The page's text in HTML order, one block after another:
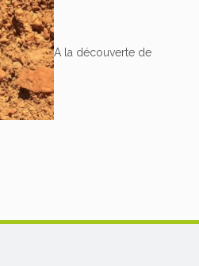
A la découverte de